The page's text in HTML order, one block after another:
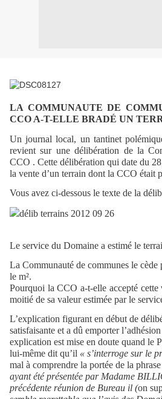
LA COMMUNAUTE DE
CCO A-T-ELLE BRADÉ UN
Un journal local, un tantinet
revient sur une délibération de la
CCO . Cette délibération qui date du
la vente d’un terrain dont la CCO était
Vous avez ci-dessous le texte de la
Le service du Domaine a estimé le
La Communauté de communes le
le m².
Pourquoi la CCO a-t-elle accepté cette
moitié de sa valeur estimée par le
L’explication figurant en début de
satisfaisante et a dû emporter
explication est mise en doute quand le
lui-même dit qu’il « s’interroge sur le
mal à comprendre la portée de la
ayant été présentée par Madame
précédente réunion de Bureau il (on